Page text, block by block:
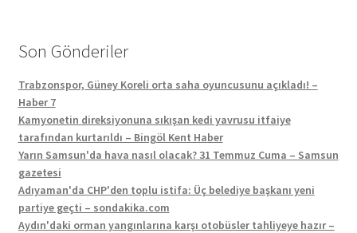
Son Gönderiler
Trabzonspor, Güney Koreli orta saha oyuncusunu açıkladı! –
Haber 7
Kamyonetin direksiyonuna sıkışan kedi yavrusu itfaiye
tarafından kurtarıldı – Bingöl Kent Haber
Yarın Samsun'da hava nasıl olacak? 31 Temmuz Cuma – Samsun
gazetesi
Adıyaman'da CHP'den toplu istifa: Üç belediye başkanı yeni
partiye geçti – sondakika.com
Aydın'daki orman yangınlarına karşı otobüsler tahliyeye hazır –